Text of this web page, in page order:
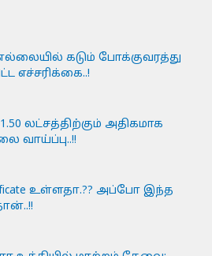
கடும் போக்குவரத்து
எச்சரிக்கை..!
லட்சத்திற்கும் அதிகமாக
வாய்ப்பு..!!
உள்ளதா.?? அப்போ இந்த